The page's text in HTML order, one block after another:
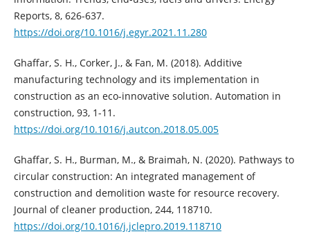
Reports, 8, 626-637.
https://doi.org/10.1016/j.egyr.2021.11.280
Ghaffar, S. H., Corker, J., & Fan, M. (2018). Additive
manufacturing technology and its implementation in
construction as an eco-innovative solution. Automation in
construction, 93, 1-11.
https://doi.org/10.1016/j.autcon.2018.05.005
Ghaffar, S. H., Burman, M., & Braimah, N. (2020). Pathways to
circular construction: An integrated management of
construction and demolition waste for resource recovery.
Journal of cleaner production, 244, 118710.
https://doi.org/10.1016/j.jclepro.2019.118710